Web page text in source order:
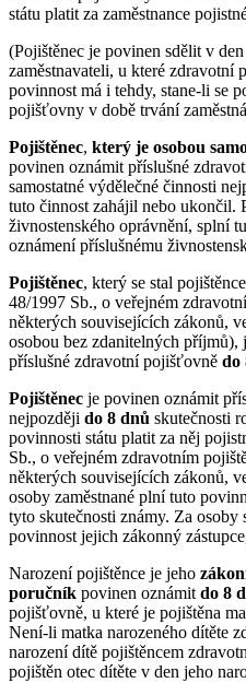
státu platit za zaměstnance
(Pojištěnec je povinen sdělit v
zaměstnavateli, u které zdravotní
povinnost má i tehdy, stane-li se
pojišťovny v době trvání
Pojištěnec, který je osobou
povinen oznámit příslušné
samostatné výdělečné činnosti
tuto činnost zahájil nebo ukončil.
živnostenského oprávnění, splní
oznámení příslušnému
Pojištěnec, který se stal
48/1997 Sb., o veřejném
některých souvisejících zákonů,
osobou bez zdanitelných příjmů),
příslušné zdravotní pojišťovně do
Pojištěnec je povinen oznámit
nejpozději do 8 dnů skutečnosti
povinnosti státu platit za něj
Sb., o veřejném zdravotním
některých souvisejících zákonů,
osoby zaměstnané plní tuto
tyto skutečnosti známy. Za
povinnost jejich zákonný
Narození pojištěnce je jeho
poručník povinen oznámit do 8
pojišťovně, u které je pojištěna
Není-li matka narozeného dítěte
narození dítě pojištěncem
pojištěn otec dítěte v den jeho